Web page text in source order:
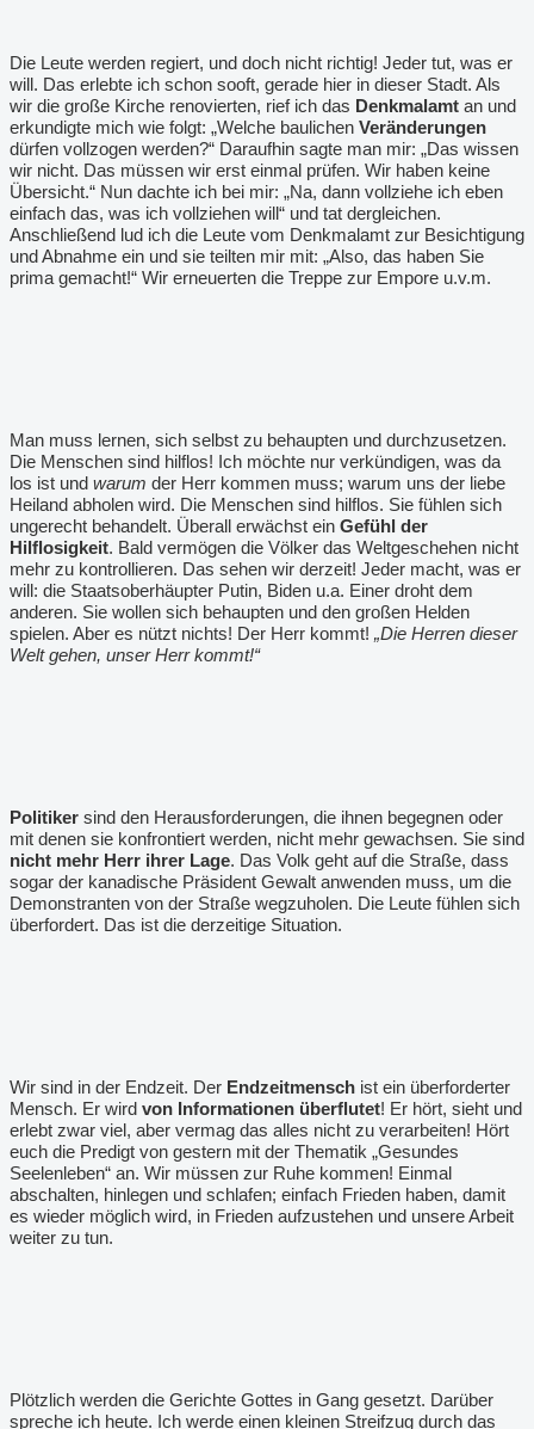
Die Leute werden regiert, und doch nicht richtig! Jeder tut, was er
will. Das erlebte ich schon sooft, gerade hier in dieser Stadt. Als
wir die große Kirche renovierten, rief ich das Denkmalamt an und
erkundigte mich wie folgt: „Welche baulichen Veränderungen
dürfen vollzogen werden?“ Daraufhin sagte man mir: „Das wissen
wir nicht. Das müssen wir erst einmal prüfen. Wir haben keine
Übersicht.“ Nun dachte ich bei mir: „Na, dann vollziehe ich eben
einfach das, was ich vollziehen will“ und tat dergleichen.
Anschließend lud ich die Leute vom Denkmalamt zur Besichtigung
und Abnahme ein und sie teilten mir mit: „Also, das haben Sie
prima gemacht!“ Wir erneuerten die Treppe zur Empore u.v.m.
Man muss lernen, sich selbst zu behaupten und durchzusetzen.
Die Menschen sind hilflos! Ich möchte nur verkündigen, was da
los ist und warum der Herr kommen muss; warum uns der liebe
Heiland abholen wird. Die Menschen sind hilflos. Sie fühlen sich
ungerecht behandelt. Überall erwächst ein Gefühl der
Hilflosigkeit. Bald vermögen die Völker das Weltgeschehen nicht
mehr zu kontrollieren. Das sehen wir derzeit! Jeder macht, was er
will: die Staatsoberhäupter Putin, Biden u.a. Einer droht dem
anderen. Sie wollen sich behaupten und den großen Helden
spielen. Aber es nützt nichts! Der Herr kommt! „Die Herren dieser
Welt gehen, unser Herr kommt!“
Politiker sind den Herausforderungen, die ihnen begegnen oder
mit denen sie konfrontiert werden, nicht mehr gewachsen. Sie sind
nicht mehr Herr ihrer Lage. Das Volk geht auf die Straße, dass
sogar der kanadische Präsident Gewalt anwenden muss, um die
Demonstranten von der Straße wegzuholen. Die Leute fühlen sich
überfordert. Das ist die derzeitige Situation.
Wir sind in der Endzeit. Der Endzeitmensch ist ein überforderter
Mensch. Er wird von Informationen überflutet! Er hört, sieht und
erlebt zwar viel, aber vermag das alles nicht zu verarbeiten! Hört
euch die Predigt von gestern mit der Thematik „Gesundes
Seelenleben“ an. Wir müssen zur Ruhe kommen! Einmal
abschalten, hinlegen und schlafen; einfach Frieden haben, damit
es wieder möglich wird, in Frieden aufzustehen und unsere Arbeit
weiter zu tun.
Plötzlich werden die Gerichte Gottes in Gang gesetzt. Darüber
spreche ich heute. Ich werde einen kleinen Streifzug durch das